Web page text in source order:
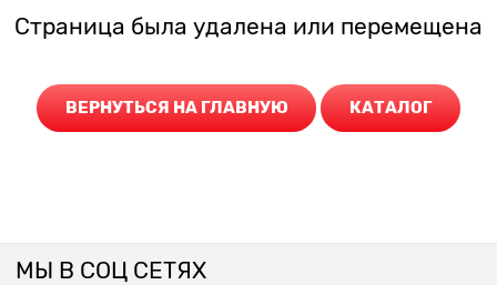
Страница была удалена или перемещена
ВЕРНУТЬСЯ НА ГЛАВНУЮ КАТАЛОГ
МЫ В СОЦ СЕТЯХ